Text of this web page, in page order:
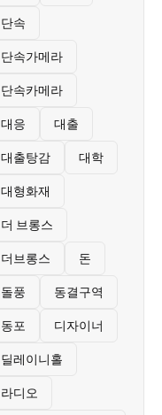
단속
단속가메라
단속카메라
대응 대출
대출탕감 대학
대형화재
더 브롱스
더브롱스 돈
돌풍 동결구역
동포 디자이너
딜레이니홀
라디오